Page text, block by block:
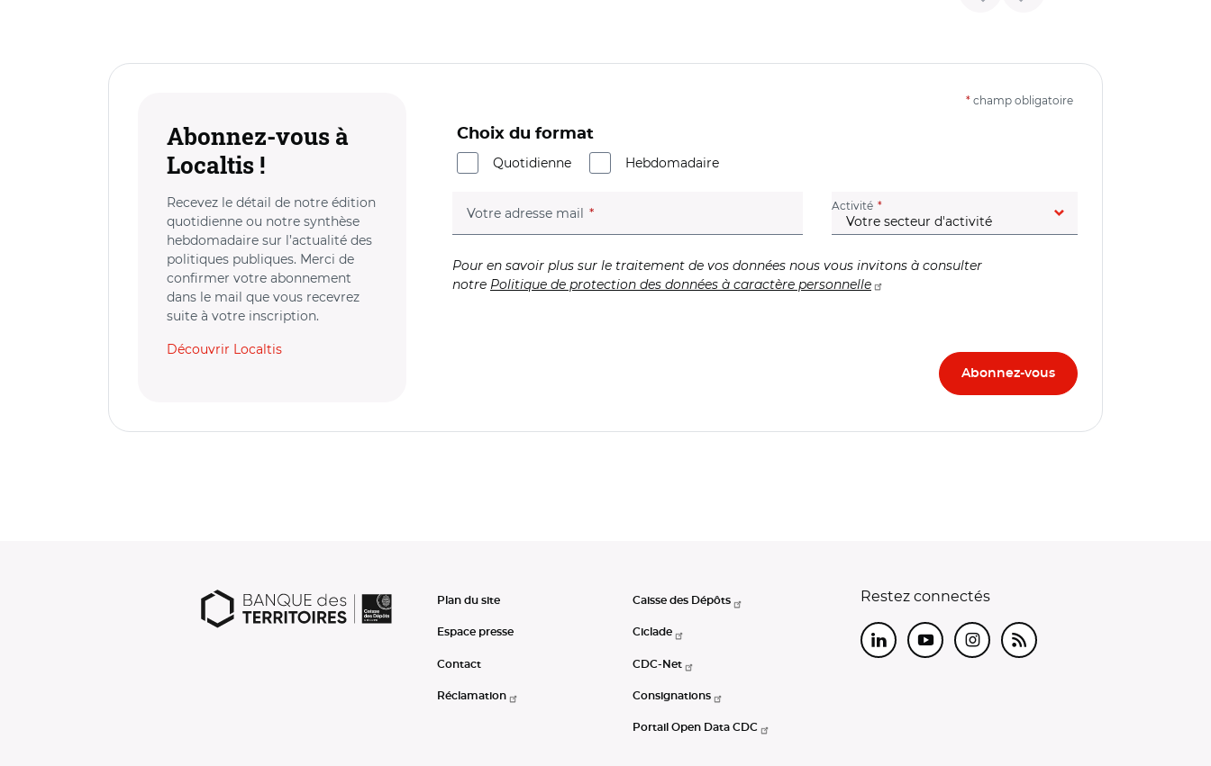
Abonnez-vous à
Localtis !
Recevez le détail de notre édition
quotidienne ou notre synthèse
hebdomadaire sur l’actualité des
politiques publiques. Merci de
confirmer votre abonnement
dans le mail que vous recevrez
suite à votre inscription.
Découvrir Localtis
* champ obligatoire
Choix du format
Quotidienne
Hebdomadaire
Votre adresse mail (champ obligatoire) Activité (champ obligatoire)
Pour en savoir plus sur le traitement de vos données nous vous invitons à consulter
notre Politique de protection des données à caractère personnelle
Plan du site
Espace presse
Contact
Réclamation
Caisse des Dépôts
Ciclade
CDC-Net
Consignations
Portail Open Data CDC
Restez connectés
LinkedInYoutubeInstagram
RSS